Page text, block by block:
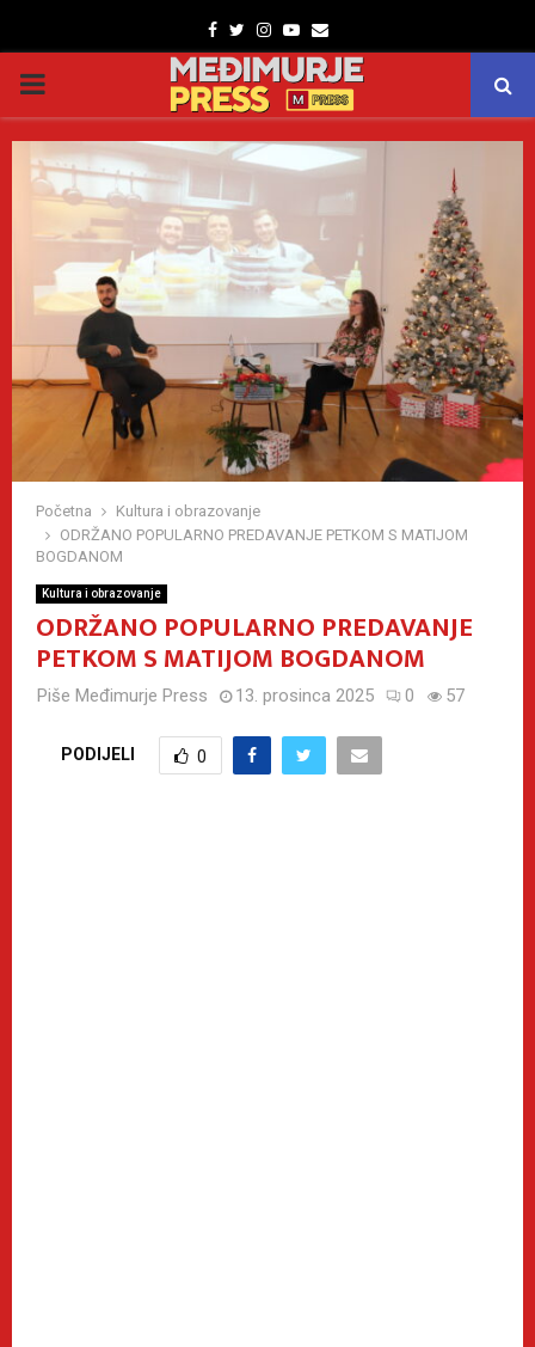
Facebook
TwitterInstagram
Youtube
Email
PRIMARY
MENU
Početna
Kultura i obrazovanje
ODRŽANO POPULARNO PREDAVANJE PETKOM S MATIJOM
BOGDANOM
Kultura i obrazovanje
ODRŽANO POPULARNO PREDAVANJE
PETKOM S MATIJOM BOGDANOM
Piše Međimurje Press 13. prosinca 2025 0 57
PODIJELI 0